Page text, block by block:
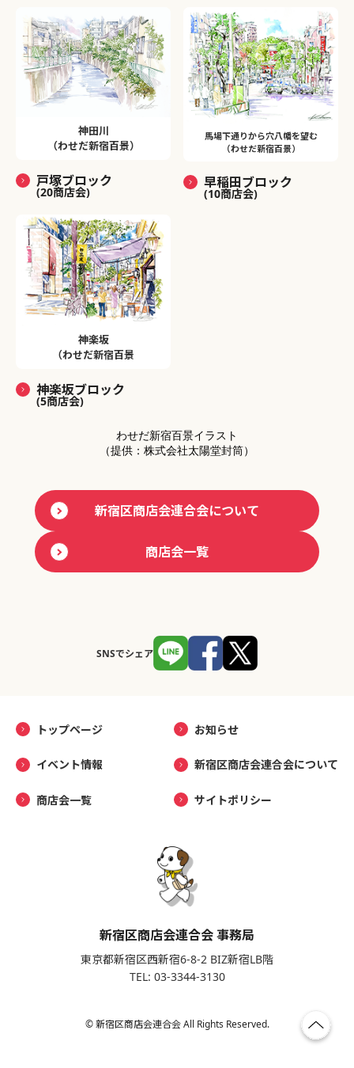
神田川
（わせだ新宿百景）
戸塚ブロック
(20商店会)
馬場下通りから穴八幡を望む
（わせだ新宿百景）
早稲田ブロック
(10商店会)
神楽坂
（わせだ新宿百景
神楽坂ブロック
(5商店会)
わせだ新宿百景イラスト
（提供：株式会社太陽堂封筒）
新宿区商店会連合会について
商店会一覧
SNSでシェア
トップページ お知らせ
イベント情報 新宿区商店会連合会について
商店会一覧 サイトポリシー
新宿区商店会連合会 事務局
東京都新宿区西新宿6-8-2 BIZ新宿LB階
TEL: 03-3344-3130
© 新宿区商店会連合会 All Rights Reserved.